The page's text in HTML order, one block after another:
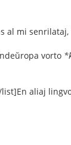
al mi
vorto
aliaj